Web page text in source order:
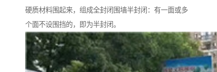
硬质材料围起来，组成全封闭围墙半封闭：有一面或多
个面不设围挡的，即为半封闭。